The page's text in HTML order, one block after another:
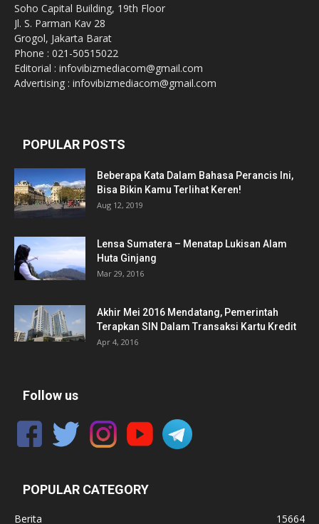
Soho Capital Building, 19th Floor
Jl. S. Parman Kav 28
Grogol, Jakarta Barat
Phone : 021-50515022
Editorial : infovibizmediacom@gmail.com
Advertising : infovibizmediacom@gmail.com
POPULAR POSTS
Beberapa Kata Dalam Bahasa Perancis Ini,
Bisa Bikin Kamu Terlihat Keren!
Aug 12, 2019
Lensa Sumatera – Menatap Lukisan Alam
Huta Ginjang
Mar 29, 2016
Akhir Mei 2016 Mendatang, Pemerintah
Terapkan SIN Dalam Transaksi Kartu Kredit
Apr 4, 2016
Follow us
POPULAR CATEGORY
Berita 15664